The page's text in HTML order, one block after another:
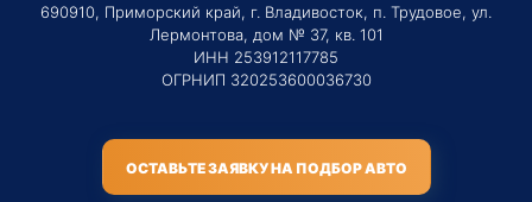
690910, Приморский край, г. Владивосток, п. Трудовое, ул.
Лермонтова, дом № 37, кв. 101
ИНН 253912117785
ОГРНИП 320253600036730
ОСТАВЬТЕ ЗАЯВКУ НА ПОДБОР АВТО